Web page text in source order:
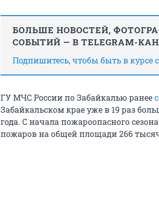
БОЛЬШЕ НОВОСТЕЙ,
СОБЫТИЙ — В TELEGRAM-
Подпишитесь, чтобы быть в курсе
ГУ МЧС России по Забайкалью ранее
Забайкальском крае уже в 19 раз
года. С начала пожароопасного
пожаров на общей площади 266